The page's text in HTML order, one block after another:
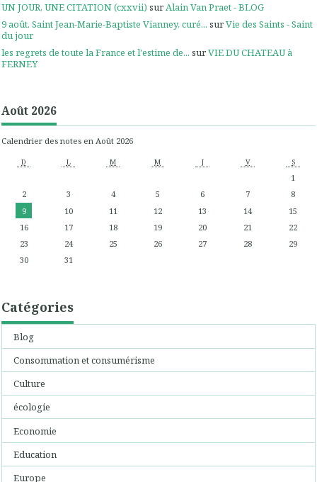
UN JOUR, UNE CITATION (cxxvii) surAlain Van Praet - BLOG
9 août. Saint Jean-Marie-Baptiste Vianney, curé... surVie des Saints - Saint
du jour
les regrets de toute la France et l'estime de... surVIE DU CHATEAU à
FERNEY
Août 2026
Calendrier des notes en Août 2026
D L M M J V S
1
2
3 4 5 6 7
8
9
10 11 12 13 14
15
16
17 18 19 20 21
22
23
24 25 26 27 28
29
30
31
Catégories
Blog
Consommation et consumérisme
Culture
écologie
Economie
Education
Europe